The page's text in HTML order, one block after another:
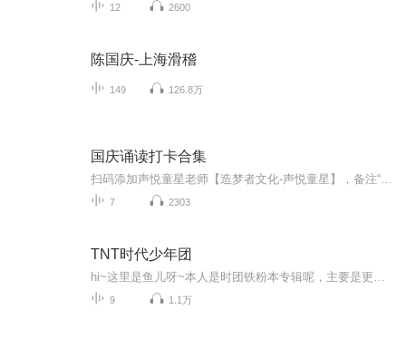
12 2600
陈国庆-上海滑稽
149 126.8万
国庆诵读打卡合集
7 2303
TNT时代少年团
9 1.1万